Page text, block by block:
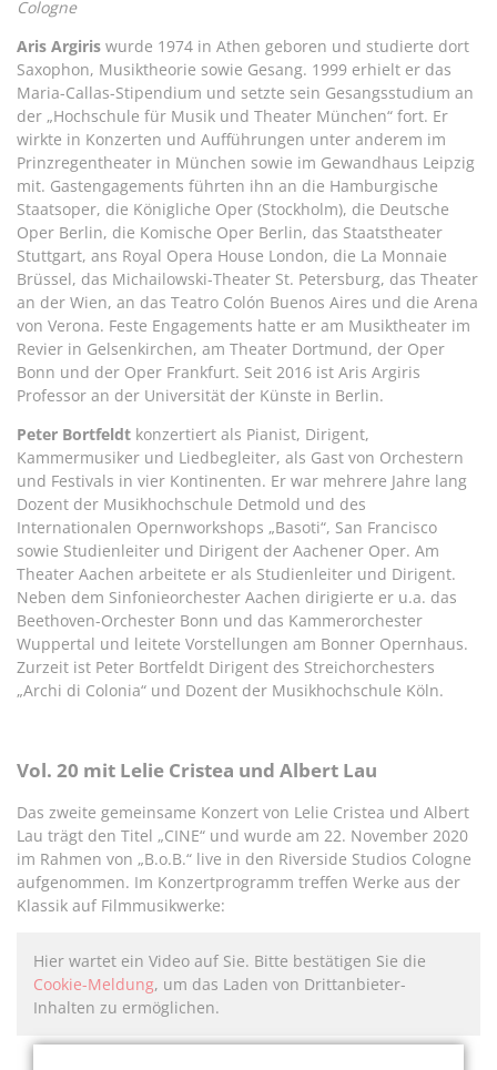
Cologne
Aris Argiris wurde 1974 in Athen geboren und studierte dort
Saxophon, Musiktheorie sowie Gesang. 1999 erhielt er das
Maria-Callas-Stipendium und setzte sein Gesangsstudium an
der „Hochschule für Musik und Theater München“ fort. Er
wirkte in Konzerten und Aufführungen unter anderem im
Prinzregentheater in München sowie im Gewandhaus Leipzig
mit. Gastengagements führten ihn an die Hamburgische
Staatsoper, die Königliche Oper (Stockholm), die Deutsche
Oper Berlin, die Komische Oper Berlin, das Staatstheater
Stuttgart, ans Royal Opera House London, die La Monnaie
Brüssel, das Michailowski-Theater St. Petersburg, das Theater
an der Wien, an das Teatro Colón Buenos Aires und die Arena
von Verona. Feste Engagements hatte er am Musiktheater im
Revier in Gelsenkirchen, am Theater Dortmund, der Oper
Bonn und der Oper Frankfurt. Seit 2016 ist Aris Argiris
Professor an der Universität der Künste in Berlin.
Peter Bortfeldt konzertiert als Pianist, Dirigent,
Kammermusiker und Liedbegleiter, als Gast von Orchestern
und Festivals in vier Kontinenten. Er war mehrere Jahre lang
Dozent der Musikhochschule Detmold und des
Internationalen Opernworkshops „Basoti“, San Francisco
sowie Studienleiter und Dirigent der Aachener Oper. Am
Theater Aachen arbeitete er als Studienleiter und Dirigent.
Neben dem Sinfonieorchester Aachen dirigierte er u.a. das
Beethoven-Orchester Bonn und das Kammerorchester
Wuppertal und leitete Vorstellungen am Bonner Opernhaus.
Zurzeit ist Peter Bortfeldt Dirigent des Streichorchesters
„Archi di Colonia“ und Dozent der Musikhochschule Köln.
Vol. 20 mit Lelie Cristea und Albert Lau
Das zweite gemeinsame Konzert von Lelie Cristea und Albert
Lau trägt den Titel „CINE“ und wurde am 22. November 2020
im Rahmen von „B.o.B.“ live in den Riverside Studios Cologne
aufgenommen. Im Konzertprogramm treffen Werke aus der
Klassik auf Filmmusikwerke:
Hier wartet ein Video auf Sie. Bitte bestätigen Sie die
Cookie-Meldung, um das Laden von Drittanbieter-
Inhalten zu ermöglichen.